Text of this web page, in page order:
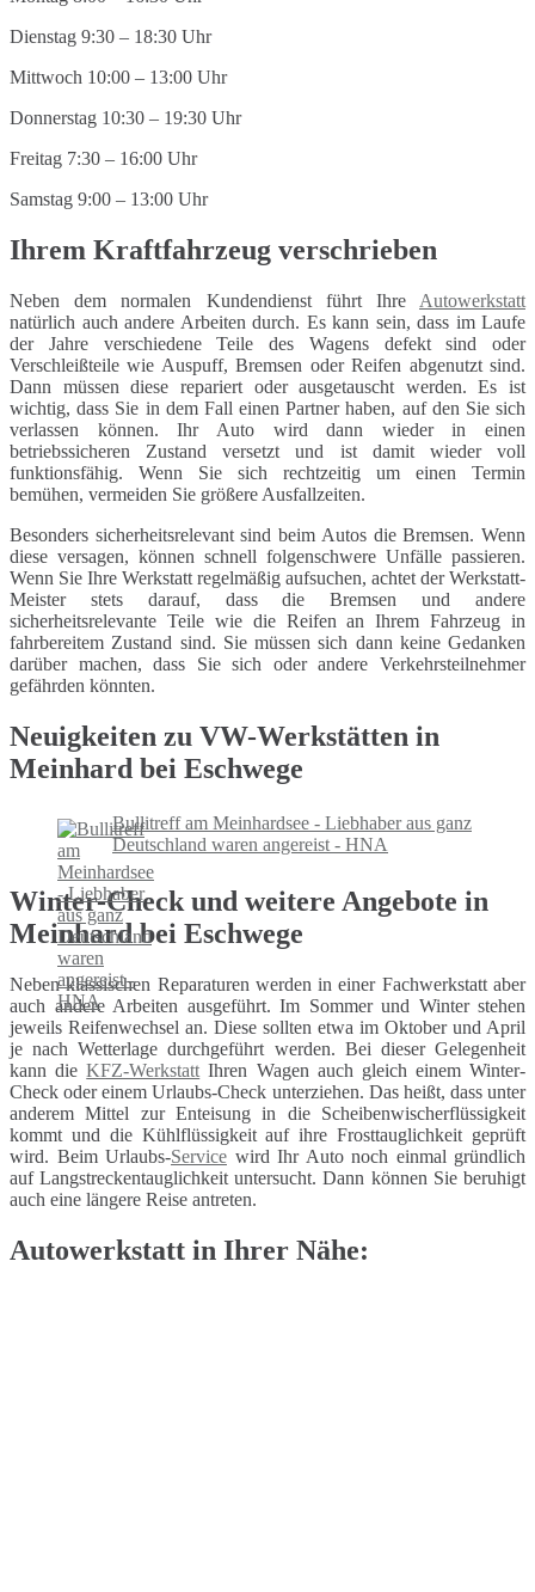
Dienstag 9:30 – 18:30 Uhr
Mittwoch 10:00 – 13:00 Uhr
Donnerstag 10:30 – 19:30 Uhr
Freitag 7:30 – 16:00 Uhr
Samstag 9:00 – 13:00 Uhr
Ihrem Kraftfahrzeug verschrieben
Neben dem normalen Kundendienst führt Ihre Autowerkstatt
natürlich auch andere Arbeiten durch. Es kann sein, dass im Laufe
der Jahre verschiedene Teile des Wagens defekt sind oder
Verschleißteile wie Auspuff, Bremsen oder Reifen abgenutzt sind.
Dann müssen diese repariert oder ausgetauscht werden. Es ist
wichtig, dass Sie in dem Fall einen Partner haben, auf den Sie sich
verlassen können. Ihr Auto wird dann wieder in einen
betriebssicheren Zustand versetzt und ist damit wieder voll
funktionsfähig. Wenn Sie sich rechtzeitig um einen Termin
bemühen, vermeiden Sie größere Ausfallzeiten.
Besonders sicherheitsrelevant sind beim Autos die Bremsen. Wenn
diese versagen, können schnell folgenschwere Unfälle passieren.
Wenn Sie Ihre Werkstatt regelmäßig aufsuchen, achtet der Werkstatt-
Meister stets darauf, dass die Bremsen und andere
sicherheitsrelevante Teile wie die Reifen an Ihrem Fahrzeug in
fahrbereitem Zustand sind. Sie müssen sich dann keine Gedanken
darüber machen, dass Sie sich oder andere Verkehrsteilnehmer
gefährden könnten.
Neuigkeiten zu VW-Werkstätten in
Meinhard bei Eschwege
Bullitreff am Meinhardsee - Liebhaber aus ganz
Deutschland waren angereist - HNA
Winter-Check und weitere Angebote in
Meinhard bei Eschwege
Neben klassischen Reparaturen werden in einer Fachwerkstatt aber
auch andere Arbeiten ausgeführt. Im Sommer und Winter stehen
jeweils Reifenwechsel an. Diese sollten etwa im Oktober und April
je nach Wetterlage durchgeführt werden. Bei dieser Gelegenheit
kann dieKFZ-Werkstatt Ihren Wagen auch gleich einem Winter-
Check oder einem Urlaubs-Check unterziehen. Das heißt, dass unter
anderem Mittel zur Enteisung in die Scheibenwischerflüssigkeit
kommt und die Kühlflüssigkeit auf ihre Frosttauglichkeit geprüft
wird. Beim Urlaubs-Service wird Ihr Auto noch einmal gründlich
auf Langstreckentauglichkeit untersucht. Dann können Sie beruhigt
auch eine längere Reise antreten.
Autowerkstatt in Ihrer Nähe: